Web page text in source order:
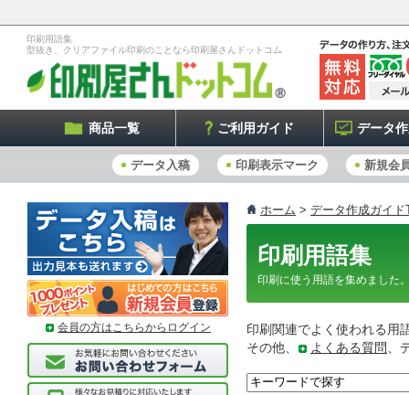
印刷用語集
型抜き、クリアファイル印刷のことなら印刷屋さんドットコム
商品一覧 ご利用ガイド データ
データ入稿 印刷表示マーク 新規会
ホーム > データ作成ガイド
印刷用語集
印刷に使う用語を集めました
印刷関連でよく使われる用
その他、
よくある質問 、
会員の方はこちらからログイン